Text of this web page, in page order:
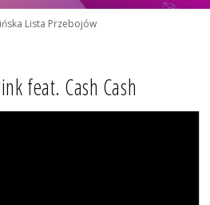
Lista Przebojów
feat. Cash Cash